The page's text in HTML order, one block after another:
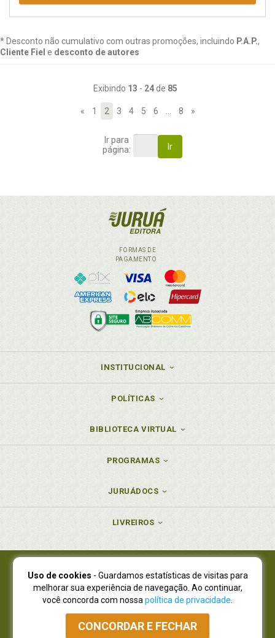
* Desconto não cumulativo com outras promoções, incluindo P.A.P.,
Cliente Fiel e desconto de autores
Exibindo 13 - 24de 85
« 1 2 3 4 5 6 8 »
Ir para
página:
Ir
FORMAS DE
PAGAMENTO
INSTITUCIONAL
POLÍTICAS
BIBLIOTECA VIRTUAL
PROGRAMAS
JURUÁDOCS
LIVREIROS
Juruá Editora Ltda., CNPJ 77.535.508/0001-19
Juruá Informática Ltda., CNPJ 01.701.561/0001-80
NOVO ENDEREÇO:R. Flávio Dallegrave, 7665, São Lourenço |
Curitiba - Paraná - CEP 82210-310
Atendimento: (41) 4009-3900|Vendas Atacado: (41) 4009-3939
Uso de cookies - Guardamos estatísticas de visitas para
melhorar sua experiência de navegação. Ao continuar,
você concorda com nossa política de privacidade
CONCORDAR E FECHAR